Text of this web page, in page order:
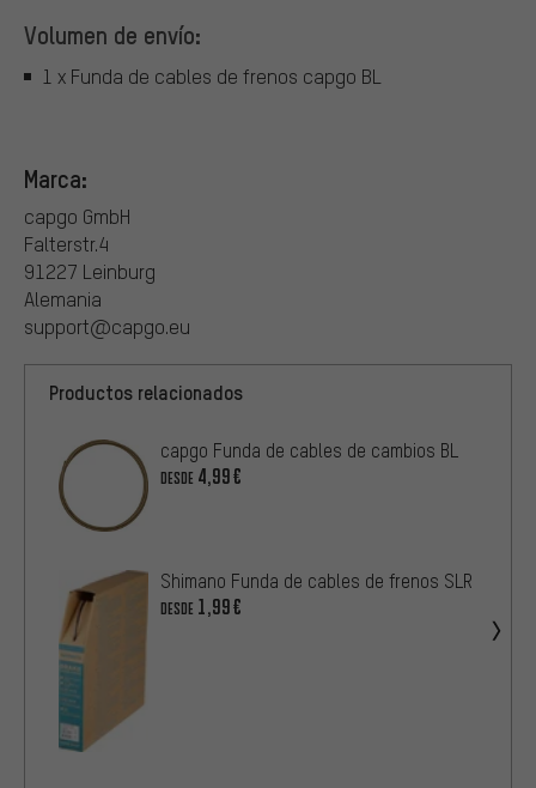
Volumen de envío:
1 x Funda de cables de frenos capgo BL
Marca:
capgo GmbH
Falterstr.4
91227 Leinburg
Alemania
support@capgo.eu
Productos relacionados
capgo Funda de cables de cambios BL
DESDE 4,99€
Shimano Funda de cables de frenos SLR
DESDE 1,99€